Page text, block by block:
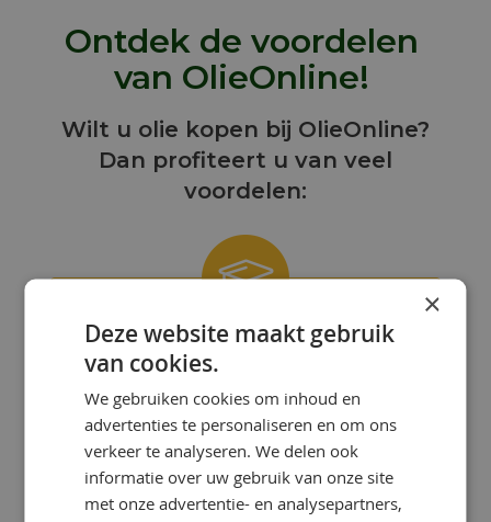
Ontdek de voordelen
van OlieOnline!
Wilt u olie kopen bij OlieOnline?
Dan profiteert u van veel
voordelen:
ONZE KENNIS IS UW KRACHT!
van gepassioneerde smeermiddelen-
specialisten met uitgebreide kennis en
ervaring.
×
Deze website maakt gebruik
van cookies.
We gebruiken cookies om inhoud en
advertenties te personaliseren en om ons
verkeer te analyseren. We delen ook
informatie over uw gebruik van onze site
met onze advertentie- en analysepartners,